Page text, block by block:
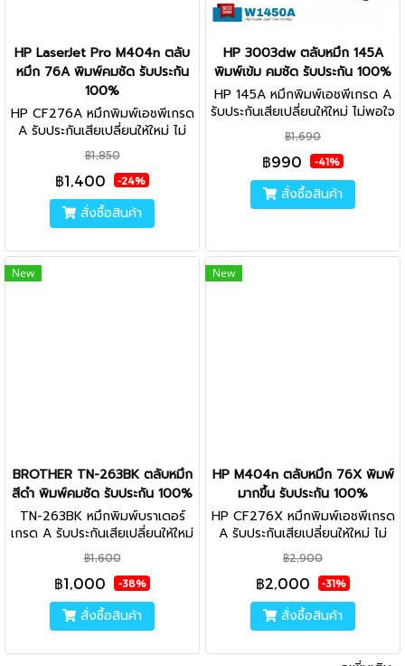
HP LaserJet Pro M404n ตลับ
หมึก 76A พิมพ์คมชัด รับประกัน
100%
HP CF276A หมึกพิมพ์เอชพีเกรด
A รับประกันเสียเปลี่ยนให้ใหม่ ไม่
พอใจยินดีคืนเงิน คุณภาพสูง นำ
เข้าจากญี่ปุ่น ไม่ส่งผลเสียต่อ
เครื่องพิมพ์ ใช้ได้จริง
฿1,850
฿1,400 -24%
สั่งซื้อสินค้า
HP 3003dw ตลับหมึก 145A
พิมพ์เข้ม คมชัด รับประกัน 100%
HP 145A หมึกพิมพ์เอชพีเกรด A
รับประกันเสียเปลี่ยนให้ใหม่ ไม่พอใจ
ยินดีคืนเงิน คุณภาพสูง นำเข้าจาก
ญี่ปุ่น ไม่ส่งผลเสียต่อเครื่องพิมพ์
ใช้ได้จริง
฿1,690
฿990 -41%
สั่งซื้อสินค้า
New
BROTHER TN-263BK ตลับหมึก
สีดำ พิมพ์คมชัด รับประกัน 100%
TN-263BK หมึกพิมพ์บราเดอร์
เกรด A รับประกันเสียเปลี่ยนให้ใหม่
ไม่พอใจยินดีคืนเงิน คุณภาพสูง
นำเข้าจากญี่ปุ่น ไม่ส่งผลเสียต่อ
เครื่องพิมพ์ ใช้ได้จริง
฿1,600
฿1,000 -38%
สั่งซื้อสินค้า
New
HP M404n ตลับหมึก 76X พิมพ์
มากขึ้น รับประกัน 100%
HP CF276X หมึกพิมพ์เอชพีเกรด
A รับประกันเสียเปลี่ยนให้ใหม่ ไม่
พอใจยินดีคืนเงิน คุณภาพสูง นำ
เข้าจากญี่ปุ่น ไม่ส่งผลเสียต่อ
เครื่องพิมพ์ ใช้ได้จริง
฿2,900
฿2,000 -31%
สั่งซื้อสินค้า